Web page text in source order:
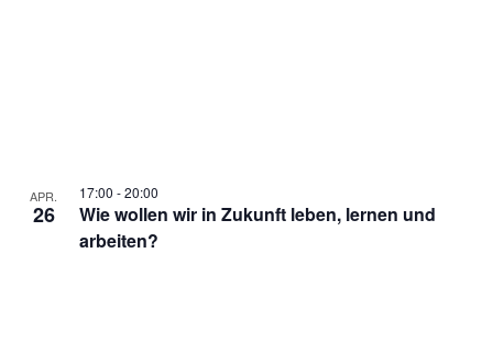
APR.
26
17:00 -20:00
Wie wollen wir in Zukunft leben, lernen und
arbeiten?